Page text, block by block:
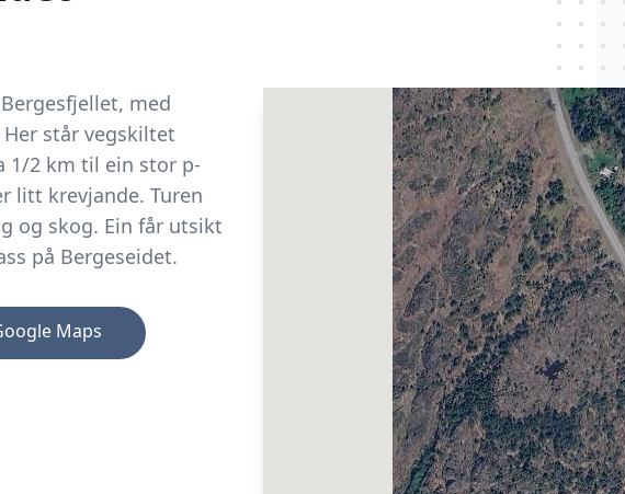
med
står vegskiltet
1/2 km til ein stor p-
litt krevjande. Turen
og skog. Ein får utsikt
på Bergeseidet.
Maps